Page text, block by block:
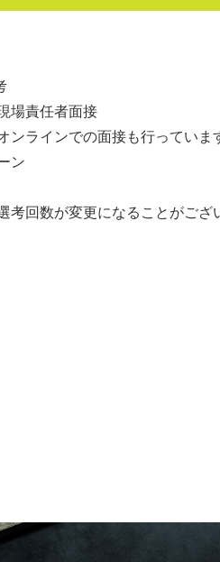
場責任者面接
ラインでの面接も行っていま
ン
考回数が変更になることがござ